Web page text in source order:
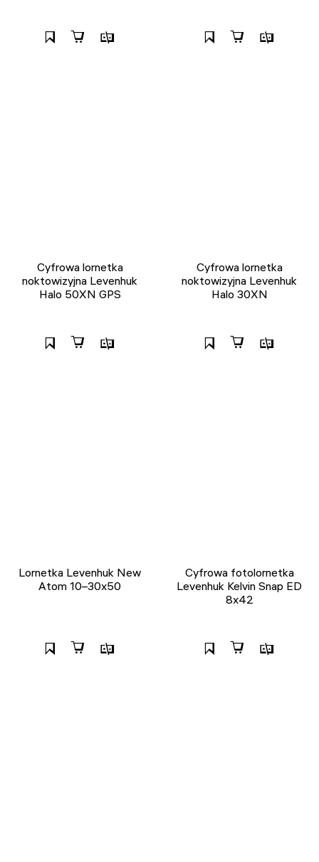
Cyfrowa lornetka
noktowizyjna Levenhuk
Halo 50XN GPS
Cyfrowa lornetka
noktowizyjna Levenhuk
Halo 30XN
Lornetka Levenhuk New
Atom 10–30x50
Cyfrowa fotolornetka
Levenhuk Kelvin Snap ED
8x42